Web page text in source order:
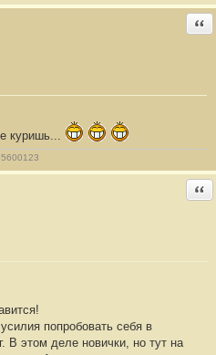
куришь...
попробовать себя в
В этом деле новички, но тут на